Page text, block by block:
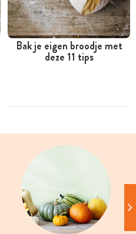
Bak je eigen broodje met
deze 11 tips